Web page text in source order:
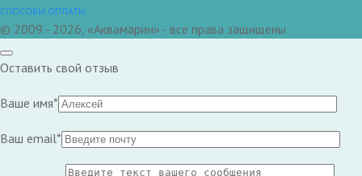
СПОСОБЫ ОПЛАТЫ
© 2009 - 2026, «Аквамарин» - все права защищены
Оставить свой отзыв
Ваше имя*
Ваш email*